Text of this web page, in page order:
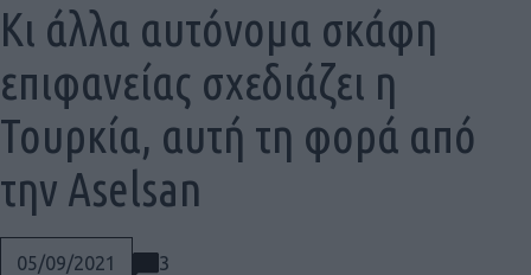
05/09/2021 3
Κι άλλα αυτόνομα σκάφη
επιφανείας σχεδιάζει η
Τουρκία, αυτή τη φορά από
την Aselsan